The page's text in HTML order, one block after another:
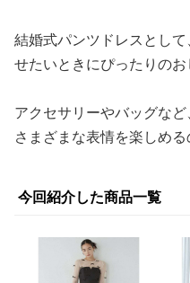
結婚式パンツドレスとし
せたいときにぴったりのお
アクセサリーやバッグな
さまざまな表情を楽しめる
今回紹介した商品一覧